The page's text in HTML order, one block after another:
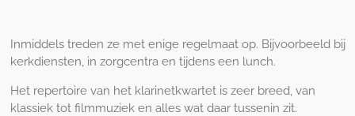
Inmiddels treden ze met enige regelmaat op. Bijvoorbeeld bij
kerkdiensten, in zorgcentra en tijdens een lunch.
Het repertoire van het klarinetkwartet is zeer breed, van
klassiek tot filmmuziek en alles wat daar tussenin zit.